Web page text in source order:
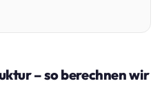
– so berechnen wir